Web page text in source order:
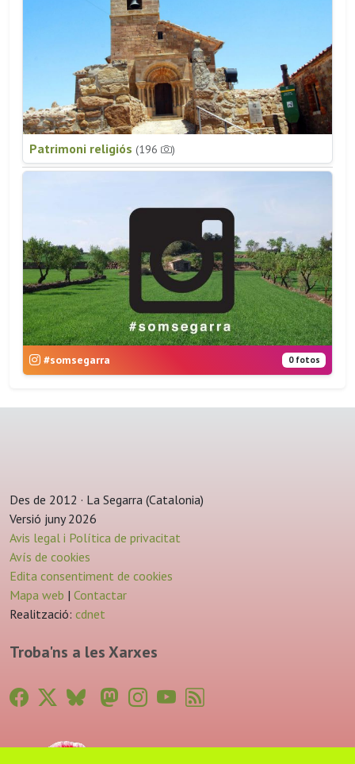
Patrimoni religiós (196 )
#somsegarra 0 fotos
Des de 2012 · La Segarra (Catalonia)
Versió juny 2026
Avis legal i Política de privacitat
Avís de cookies
Edita consentiment de cookies
Mapa web | Contactar
Realització: cdnet
Troba'ns a les Xarxes